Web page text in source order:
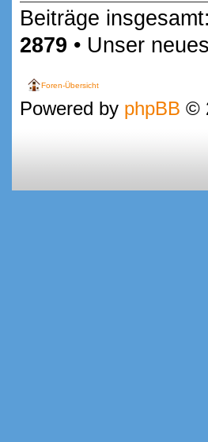
Beiträge insgesamt:
2879 • Unser
Foren-Übersicht
Powered by phpBB ©